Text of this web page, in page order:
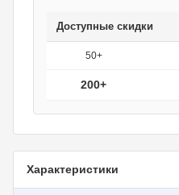
Доступные скидки
50+
200+
Характеристики